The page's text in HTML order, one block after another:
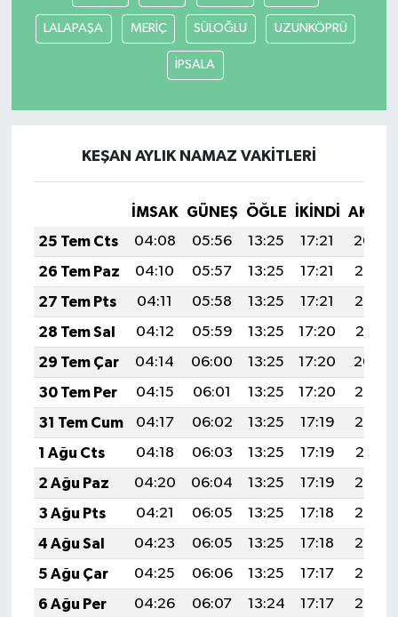
LALAPAŞA MERİÇ SÜLOĞLU UZUNKÖPRÜ
İPSALA
KEŞAN AYLIK NAMAZ VAKITLERI
İMSAK GÜNEŞ ÖĞLE İKINDI
25 Tem Cts
04:08 05:56 13:25 17:21
20:44
26 Tem Paz
04:10 05:57 13:25 17:21
20:43
27 Tem Pts
04:11 05:58 13:25 17:21
20:42
28 Tem Sal
04:12 05:59 13:25 17:20
20:41
29 Tem Çar
04:14 06:00 13:25 17:20
20:40
30 Tem Per
04:15 06:01 13:25 17:20
20:39
31 Tem Cum
04:17 06:02 13:25 17:19
20:38
1 Ağu Cts
04:18 06:03 13:25 17:19
20:37
2 Ağu Paz
04:20 06:04 13:25 17:19
20:36
3 Ağu Pts
04:21 06:05 13:25 17:18
20:35
4 Ağu Sal
04:23 06:05 13:25 17:18
20:34
5 Ağu Çar
04:25 06:06 13:25 17:17
20:33
6 Ağu Per
04:26 06:07 13:24 17:17
20:32